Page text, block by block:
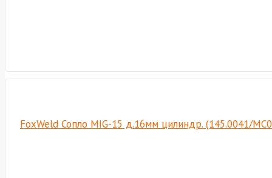
FoxWeld Сопло MIG-15 д.16мм цилиндр. (145.0041/